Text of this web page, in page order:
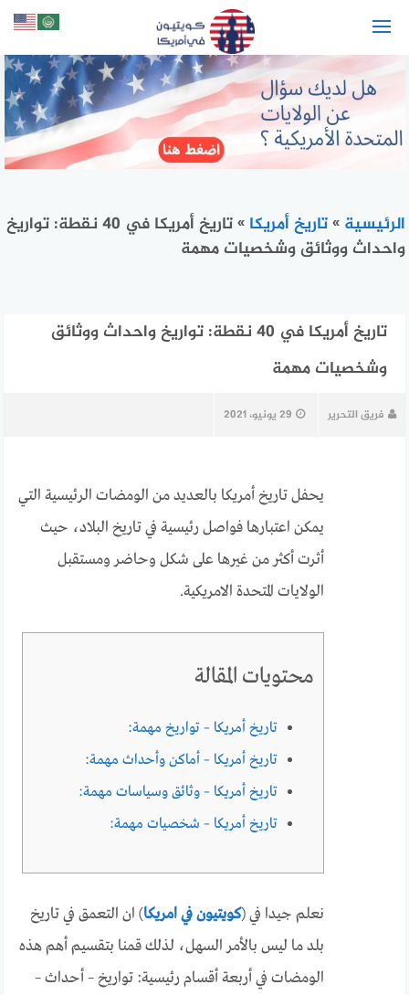
الرئيسية »تاريخ أمريكا »
تاريخ أمريكا في 40 نقطة: تواريخ
واحداث ووثائق وشخصيات مهمة
تاريخ أمريكا في 40 نقطة: تواريخ واحداث ووثائق
وشخصيات مهمة
فريق التحرير 29 يونيو، 2021
يحفل تاريخ أمريكا بالعديد من الومضات الرئيسية التي
يمكن اعتبارها فواصل رئيسية في تاريخ البلاد، حيث
أثرت أكثر من غيرها على شكل وحاضر ومستقبل
الولايات المتحدة الامريكية.
محتويات المقالة
تاريخ أمريكا – تواريخ مهمة:
تاريخ أمريكا – أماكن وأحداث مهمة:
تاريخ أمريكا – وثائق وسياسات مهمة:
تاريخ أمريكا – شخصيات مهمة:
نعلم جيدا في (كويتيون في امريكا) ان التعمق في تاريخ
بلد ما ليس بالأمر السهل، لذلك قمنا بتقسيم أهم هذه
الومضات في أربعة أقسام رئيسية: تواريخ – أحداث –